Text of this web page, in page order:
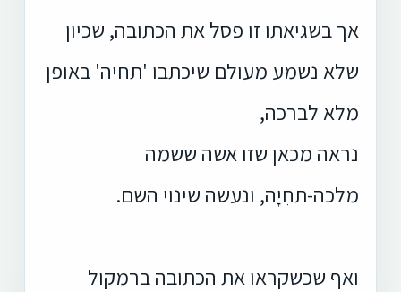
אך בשגיאתו זו פסל את הכתובה, שכיון
שלא נשמע מעולם שיכתבו 'תחיה' באופן
מלא לברכה,
נראה מכאן שזו אשה ששמה
מלכה-תחִיָה, ונעשה שינוי השם.
ואף שכשקראו את הכתובה ברמקול